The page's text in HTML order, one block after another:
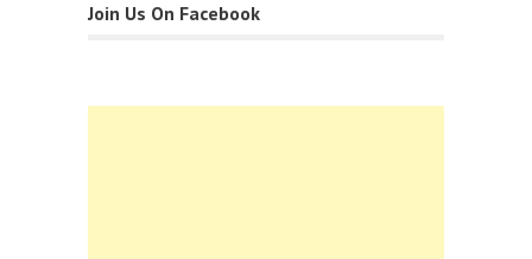
Join Us On Facebook